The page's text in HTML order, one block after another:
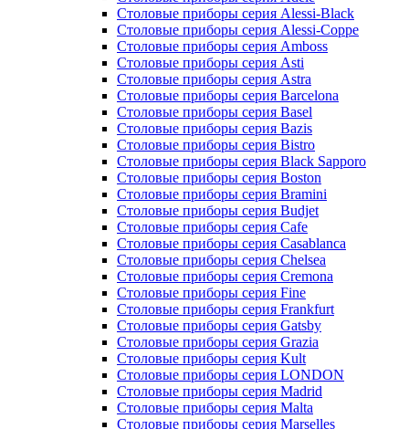
Столовые приборы серия Alessi-Black
Столовые приборы серия Alessi-Coppe
Столовые приборы серия Amboss
Столовые приборы серия Asti
Столовые приборы серия Astra
Столовые приборы серия Barcelona
Столовые приборы серия Basel
Столовые приборы серия Bazis
Столовые приборы серия Bistro
Столовые приборы серия Black Sapporo
Столовые приборы серия Boston
Столовые приборы серия Bramini
Столовые приборы серия Budjet
Столовые приборы серия Cafe
Столовые приборы серия Casablanca
Столовые приборы серия Chelsea
Столовые приборы серия Cremona
Столовые приборы серия Fine
Столовые приборы серия Frankfurt
Столовые приборы серия Gatsby
Столовые приборы серия Grazia
Столовые приборы серия Kult
Столовые приборы серия LONDON
Столовые приборы серия Madrid
Столовые приборы серия Malta
Столовые приборы серия Marselles